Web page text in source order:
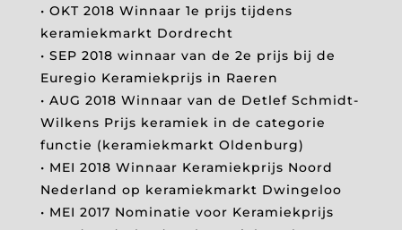
• OKT 2018 Winnaar 1e prijs tijdens
keramiekmarkt Dordrecht
• SEP 2018 winnaar van de 2e prijs bij de
Euregio Keramiekprijs in Raeren
• AUG 2018 Winnaar van de Detlef Schmidt-
Wilkens Prijs keramiek in de categorie
functie (keramiekmarkt Oldenburg)
• MEI 2018 Winnaar Keramiekprijs Noord
Nederland op keramiekmarkt Dwingeloo
• MEI 2017 Nominatie voor Keramiekprijs